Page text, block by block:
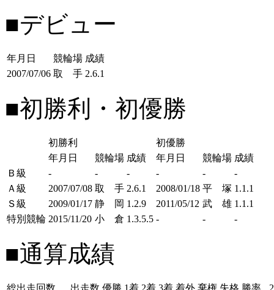
■デビュー
年月日 競輪場 成績
2007/07/06 取 手 2.6.1
■初勝利・初優勝
初勝利
初優勝
年月日
競輪場 成績 年月日 競輪場 成績
Ｂ級
- - - - -
-
Ａ級
2007/07/08 取 手 2.6.1 2008/01/18 平 塚 1.1.1
Ｓ級
2009/01/17 静 岡 1.2.9 2011/05/12 武 雄 1.1.1
特別競輪 2015/11/20 小 倉 1.3.5.5 - - -
■通算成績
総出走回数 出走数 優勝 1着 2着 3着 着外 棄権 失格 勝率